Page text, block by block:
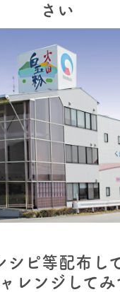
さい
シピ等配布し
レンジしてみ